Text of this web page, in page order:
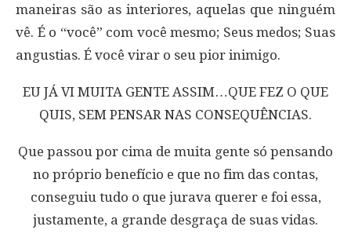
maneiras são as interiores, aquelas que ninguém
vê. É o “você” com você mesmo; Seus medos; Suas
angustias. É você virar o seu pior inimigo.
EU JÁ VI MUITA GENTE ASSIM…QUE FEZ O QUE
QUIS, SEM PENSAR NAS CONSEQUÊNCIAS.
Que passou por cima de muita gente só pensando
no próprio benefício e que no fim das contas,
conseguiu tudo o que jurava querer e foi essa,
justamente, a grande desgraça de suas vidas.